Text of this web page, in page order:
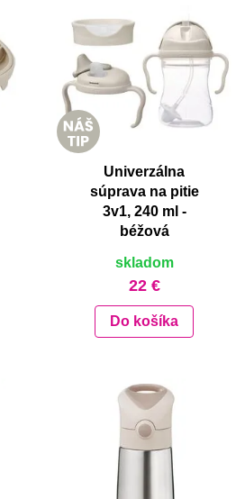
Univerzálna
súprava na pitie
3v1, 240 ml -
béžová
skladom
22 €
Do košíka